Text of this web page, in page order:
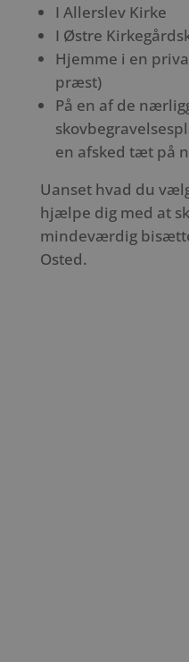
I Allerslev Kirke
I Østre
Hjemme i en
præst)
På en af de
en afsked tæt på
Uanset hvad du
hjælpe dig med at
mindeværdig
Osted.